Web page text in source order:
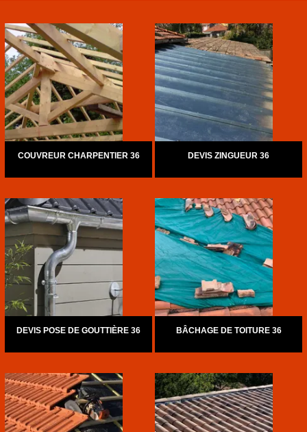
COUVREUR CHARPENTIER 36 DEVIS ZINGUEUR 36
DEVIS POSE DE GOUTTIÈRE 36 BÂCHAGE DE TOITURE 36